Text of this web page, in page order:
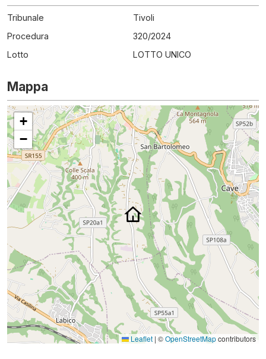
Tribunale
Tivoli
Procedura
320/2024
Lotto
LOTTO UNICO
Mappa
+
−
Leaflet | ©OpenStreetMapcontributors